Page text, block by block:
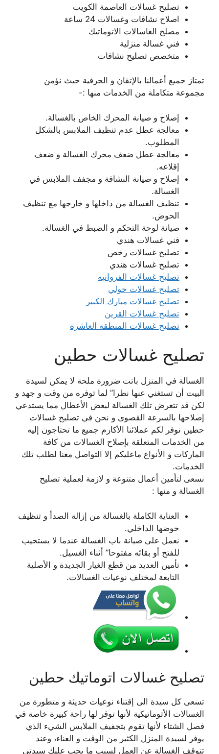
تصليح غسالات العاصمة الكويت
اصلاح نشافات وغسالات 24 ساعة
مصلح الغاسالات الاتوماتيك
فني غسالة منزلية
متخصص تصليح نشافات
تمتاز جميع أعمالنا بالإتقان و الحرفية حيث نؤمن
مجموعة متكاملة من الخدمات منها :-
إصلاح و صيانة المحرك الخاص بالغسالة.
معالجة عطل عدم تنظيف الملابس بالشكل
المطلوب.
معالجة عطل ضعف محرك الغسالة و ضعف
إقلاعه.
إصلاح و صيانة النشافة و مجفف الملابس في
الغسالة.
تنظيف الغسالة من داخلها و خارجها مع تنظيف
الحوض.
صيانة لوحة التحكم و الضبط في الغسالة.
فني غسالات هندي
تصليح غسالات رخص
تصليح غسالات هندي
تصليح غسالات الفروانيه
تصليح غسالات حولي
تصليح غسالات مبارك الكبير
تصليح غسالات القرين
تصليح غسالات المنطقة العاشرة
تصليح غسالات حطين
الغسالة في المنزل باتت ضرورة ملحة لا يمكن لسيدة
البيت أن تستغني عنها نظرا” لما توفره من وقت و جهد و
لكن قد تتعرض تلك الغسالة لبعض الأعطال مما يستدعي
إصلاحها بالسرعة القصوى و نحن في تصليح غسالات
حطين نوفر لكم عملائنا الأكارم جميع ما تحتاجون إليه
من الخدمات المتعلقة بإصلاح الغسالات من كافة
الماركات و الأنواع ماعليكم إلا التواصل معنا لطلب تلك
الخدمات.
نسعى لتأمين أعمال متنوعة و لازمة لعملية تصليح
الغسالة و منها :
العناية الكاملة بالغسالة من إزالة الصدأ و تنظيف
حوضها الداخلي.
نعمل على صيانة باب الغسالة عندما لا يستجيب
للفتح أو بقائه مفتوحا” أثناء الغسيل.
تأمين العديد من قطع الغيار الجديدة و الأصلية
التابعة لمختلف نوعيات الغسالات.
تصليح غسالات اتوماتيك حطين
تسعى كل سيدة الى إقتناء نوعيات حديثة و متطورة من
الغسالات الأتوماتيكية لأنها توفر لها راحة كبيرة خاصة في
فصل الشتاء لأنها تقوم بتجفيف الملابس الشيء الذي
يوفر لسيدة المنزل الكثير من الوقت و العناء، وعند
تتوقف الغسالة عن العمل لسبب ما يجب عليك سيدتي